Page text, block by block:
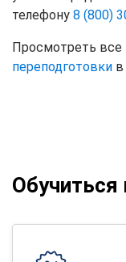
телефону 8 (800)
Просмотреть все
переподготовки